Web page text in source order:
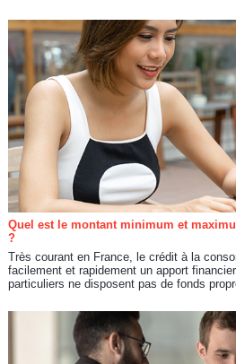
Quel est le montant minimum et
?
Très courant en France, le crédit à la
facilement et rapidement un apport
particuliers ne disposent pas de fonds